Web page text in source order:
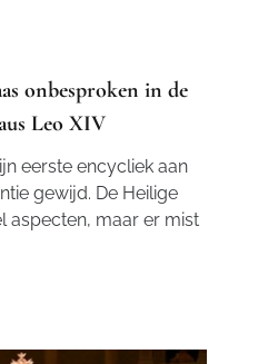
onbesproken in de
Leo XIV
eerste encycliek aan
gewijd. De Heilige
aspecten, maar er mist